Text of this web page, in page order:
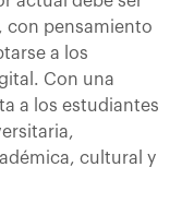
con pensamiento
a los
Con una
a los estudiantes
cultural y